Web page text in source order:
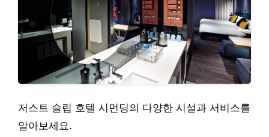
저스트 슬립 호텔 시먼딩의 다양한 시설과 서비스를
알아보세요.